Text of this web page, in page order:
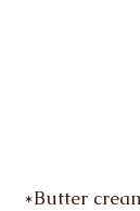
*Butter